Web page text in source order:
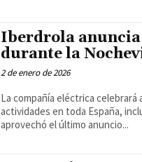
Iberdrola
durante la
2 de enero de 2026
La compañía eléctrica celebrará
actividades en toda España, incluida
aprovechó el último anuncio...